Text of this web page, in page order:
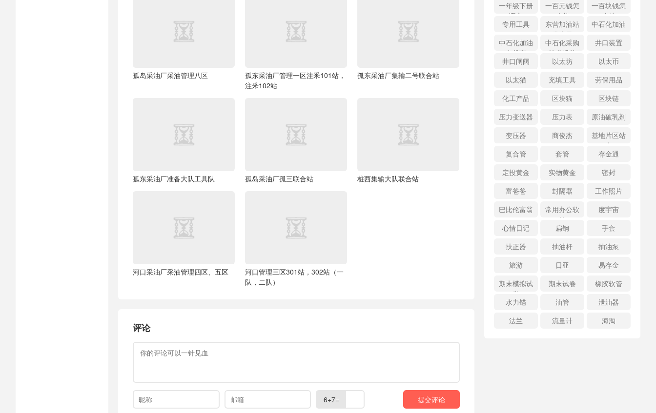
孤岛采油厂采油管理八区
孤东采油厂管理一区注釆101站，
注釆102站
孤东采油厂集输二号联合站
孤东采油厂准备大队工具队 孤岛采油厂孤三联合站 桩西集输大队联合站
河口采油厂采油管理四区、五区
河口管理三区301站，302站（一
队，二队）
评论
6+7=
一年级下册
语文
一百元钱怎
么花
一百块钱怎
么花
专用工具
东营加油站
优惠日
中石化加油
中石化加油
卡优惠
中石化采购
技术规范
井口装置
井口闸阀
以太坊
以太币
以太猫
充填工具
劳保用品
化工产品
区块猫
区块链
压力变送器
压力表
原油破乳剂
变压器
商俊杰
基地片区站
点
复合管
套管
存金通
定投黄金
实物黄金
密封
富爸爸
封隔器
工作照片
巴比伦富翁
常用办公软
件
度宇宙
心情日记
扁钢
手套
扶正器
抽油杆
抽油泵
旅游
日亚
易存金
期末模拟试
卷
期末试卷
橡胶软管
水力锚
油管
泄油器
法兰
流量计 海淘